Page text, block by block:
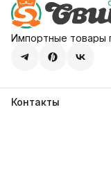
Импортные товары
Контакты